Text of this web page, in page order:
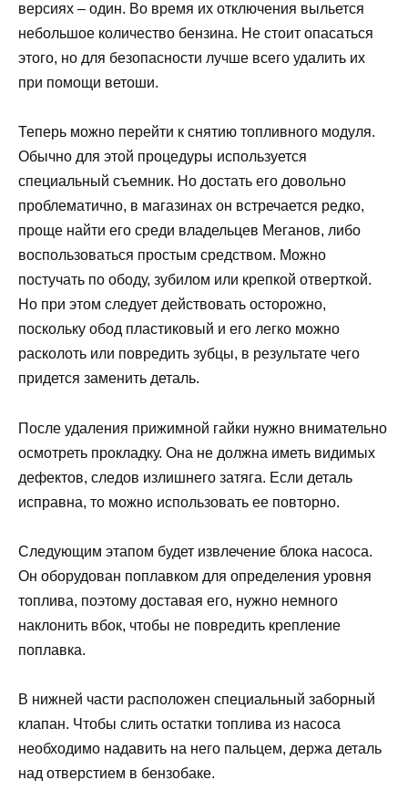
версиях – один. Во время их отключения выльется
небольшое количество бензина. Не стоит опасаться
этого, но для безопасности лучше всего удалить их
при помощи ветоши.
Теперь можно перейти к снятию топливного модуля.
Обычно для этой процедуры используется
специальный съемник. Но достать его довольно
проблематично, в магазинах он встречается редко,
проще найти его среди владельцев Меганов, либо
воспользоваться простым средством. Можно
постучать по ободу, зубилом или крепкой отверткой.
Но при этом следует действовать осторожно,
поскольку обод пластиковый и его легко можно
расколоть или повредить зубцы, в результате чего
придется заменить деталь.
После удаления прижимной гайки нужно внимательно
осмотреть прокладку. Она не должна иметь видимых
дефектов, следов излишнего затяга. Если деталь
исправна, то можно использовать ее повторно.
Следующим этапом будет извлечение блока насоса.
Он оборудован поплавком для определения уровня
топлива, поэтому доставая его, нужно немного
наклонить вбок, чтобы не повредить крепление
поплавка.
В нижней части расположен специальный заборный
клапан. Чтобы слить остатки топлива из насоса
необходимо надавить на него пальцем, держа деталь
над отверстием в бензобаке.